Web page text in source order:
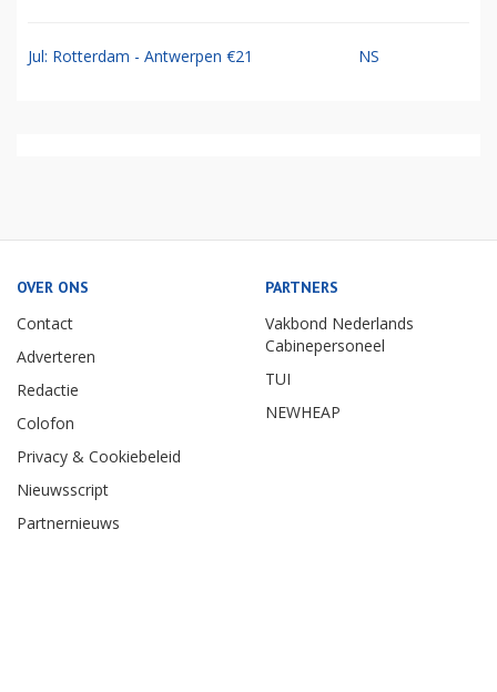
Jul: Rotterdam - Antwerpen €21 NS
OVER ONS
Contact
Adverteren
Redactie
Colofon
Privacy & Cookiebeleid
Nieuwsscript
Partnernieuws
PARTNERS
Vakbond Nederlands
Cabinepersoneel
TUI
NEWHEAP